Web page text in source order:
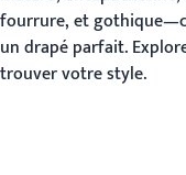
fourrure, et
un drapé parfait.
trouver votre style.